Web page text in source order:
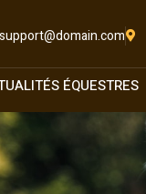
support@domain.com
ÉQUESTRES